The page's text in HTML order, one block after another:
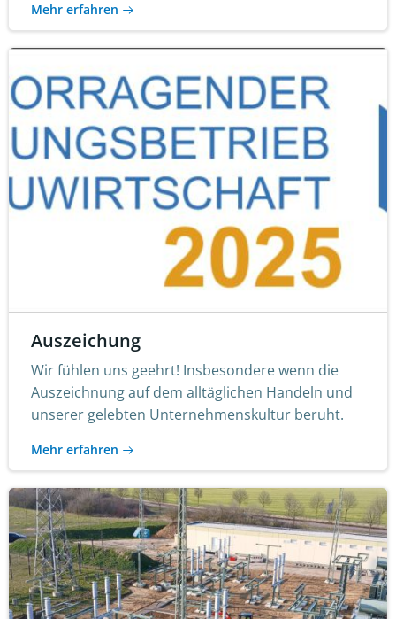
Mehr erfahren
Auszeichung
Wir fühlen uns geehrt! Insbesondere wenn die
Auszeichnung auf dem alltäglichen Handeln und
unserer gelebten Unternehmenskultur beruht.
Mehr erfahren